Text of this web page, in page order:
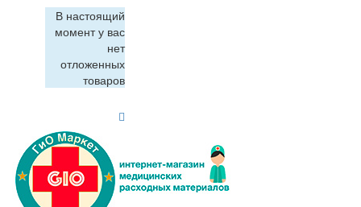
В настоящий
момент у вас
нет
отложенных
товаров